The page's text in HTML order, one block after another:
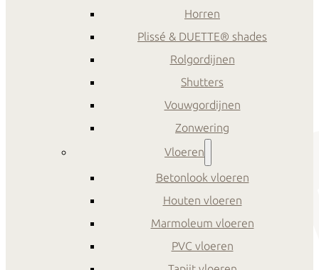
Horren
Plissé & DUETTE® shades
Rolgordijnen
Shutters
Vouwgordijnen
Zonwering
Vloeren
Betonlook vloeren
Houten vloeren
Marmoleum vloeren
PVC vloeren